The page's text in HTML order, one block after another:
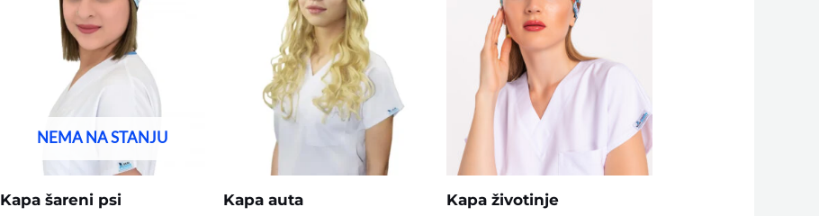
NEMA NA STANJU
Kapa šareni psi Kapa auta Kapa životinje